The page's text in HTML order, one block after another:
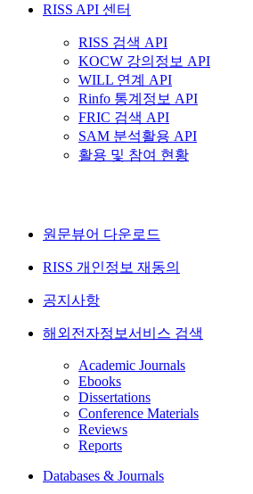
RISS API 센터
RISS 검색 API
KOCW 강의정보 API
WILL 연계 API
Rinfo 통계정보 API
FRIC 검색 API
SAM 분석활용 API
활용 및 참여 현황
원문뷰어 다운로드
RISS 개인정보 재동의
공지사항
해외전자정보서비스 검색
Academic Journals
Ebooks
Dissertations
Conference Materials
Reviews
Reports
Databases & Journals